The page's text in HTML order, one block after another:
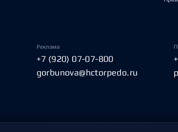
Реклама
+7 (920) 07-07-800
gorbunova@hctorpedo.ru